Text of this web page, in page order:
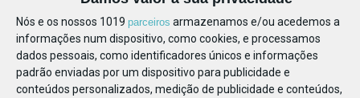
Nós e os nossos 1019 parceiros armazenamos e/ou acedemos a
informações num dispositivo, como cookies, e processamos
dados pessoais, como identificadores únicos e informações
padrão enviadas por um dispositivo para publicidade e
conteúdos personalizados, medição de publicidade e conteúdos,